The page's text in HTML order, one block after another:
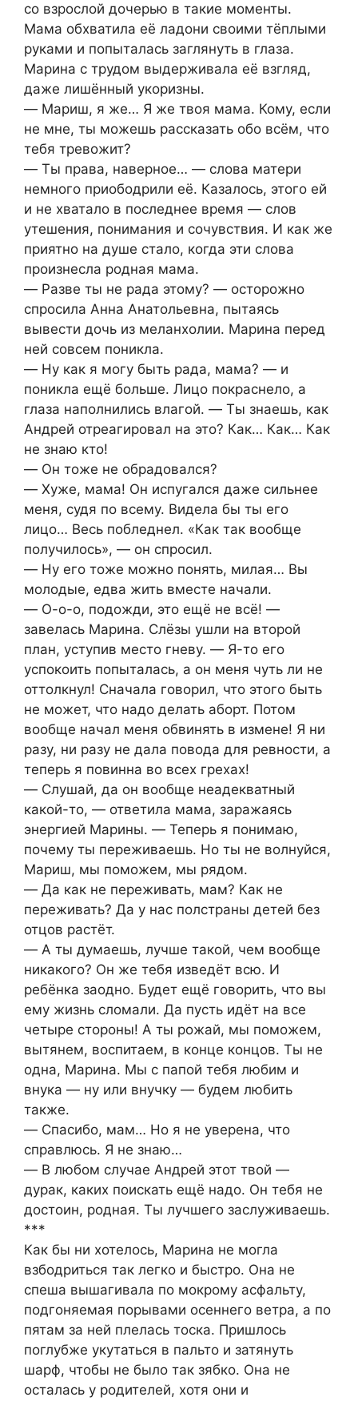
со взрослой дочерью в такие моменты.
Мама обхватила её ладони своими тёплыми
руками и попыталась заглянуть в глаза.
Марина с трудом выдерживала её взгляд,
даже лишённый укоризны.
― Мариш, я же… Я же твоя мама. Кому, если
не мне, ты можешь рассказать обо всём, что
тебя тревожит?
― Ты права, наверное… ― слова матери
немного приободрили её. Казалось, этого ей
и не хватало в последнее время ― слов
утешения, понимания и сочувствия. И как же
приятно на душе стало, когда эти слова
произнесла родная мама.
― Разве ты не рада этому? ― осторожно
спросила Анна Анатольевна, пытаясь
вывести дочь из меланхолии. Марина перед
ней совсем поникла.
― Ну как я могу быть рада, мама? ― и
поникла ещё больше. Лицо покраснело, а
глаза наполнились влагой. ― Ты знаешь, как
Андрей отреагировал на это? Как… Как… Как
не знаю кто!
― Он тоже не обрадовался?
― Хуже, мама! Он испугался даже сильнее
меня, судя по всему. Видела бы ты его
лицо… Весь побледнел. «Как так вообще
получилось», ― он спросил.
― Ну его тоже можно понять, милая… Вы
молодые, едва жить вместе начали.
― О-о-о, подожди, это ещё не всё! ―
завелась Марина. Слёзы ушли на второй
план, уступив место гневу. ― Я-то его
успокоить попыталась, а он меня чуть ли не
оттолкнул! Сначала говорил, что этого быть
не может, что надо делать аборт. Потом
вообще начал меня обвинять в измене! Я ни
разу, ни разу не дала повода для ревности, а
теперь я повинна во всех грехах!
― Слушай, да он вообще неадекватный
какой-то, ― ответила мама, заражаясь
энергией Марины. ― Теперь я понимаю,
почему ты переживаешь. Но ты не волнуйся,
Мариш, мы поможем, мы рядом.
― Да как не переживать, мам? Как не
переживать? Да у нас полстраны детей без
отцов растёт.
― А ты думаешь, лучше такой, чем вообще
никакого? Он же тебя изведёт всю. И
ребёнка заодно. Будет ещё говорить, что вы
ему жизнь сломали. Да пусть идёт на все
четыре стороны! А ты рожай, мы поможем,
вытянем, воспитаем, в конце концов. Ты не
одна, Марина. Мы с папой тебя любим и
внука ― ну или внучку ― будем любить
также.
― Спасибо, мам… Но я не уверена, что
справлюсь. Я не знаю…
― В любом случае Андрей этот твой ―
дурак, каких поискать ещё надо. Он тебя не
достоин, родная. Ты лучшего заслуживаешь.
***
Как бы ни хотелось, Марина не могла
взбодриться так легко и быстро. Она не
спеша вышагивала по мокрому асфальту,
подгоняемая порывами осеннего ветра, а по
пятам за ней плелась тоска. Пришлось
поглубже укутаться в пальто и затянуть
шарф, чтобы не было так зябко. Она не
осталась у родителей, хотя они и